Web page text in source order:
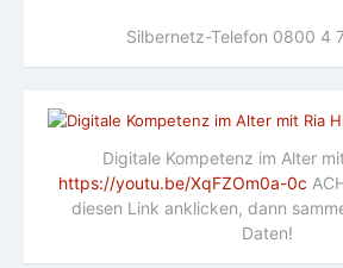
Silbernetz-Telefon 0800 4
Digitale Kompetenz im Alter
https://youtu.be/XqFZOm0a-0c
diesen Link anklicken, dann
Daten!